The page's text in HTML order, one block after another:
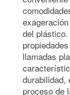
del
llamadas
durabilidad,
proceso de